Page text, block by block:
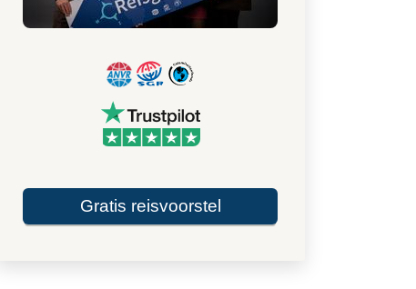
Gratis reisvoorstel